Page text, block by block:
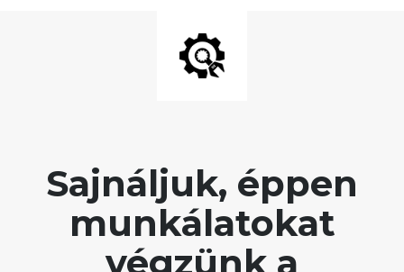
Sajnáljuk, éppen
munkálatokat
végzünk a